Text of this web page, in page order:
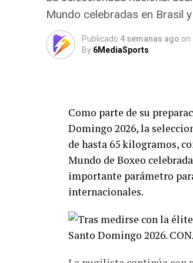
En la plataforma
Gabriela Agúndez
de las chinas Zhixin Qu y
“Estamos muy contentas.
porra mexicana y saber
increíble y un verdadero
Por su parte, Alejandra
“Este es nuestro segundo
bien. Estamos muy
Mundo celebradas en Brasil
Publicado 4 semanas ago on
By 6MediaSports
Como parte de su
Domingo 2026, la
de hasta 65 kilogramos,
Mundo de Boxeo
importante parámetro
internacionales.